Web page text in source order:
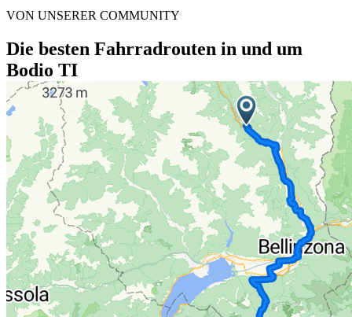
VON UNSERER COMMUNITY
Die besten Fahrradrouten in und um
Bodio TI